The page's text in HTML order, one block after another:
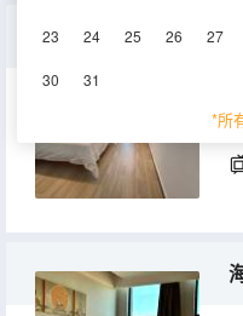
23 24 25 26 27
30 31
*所